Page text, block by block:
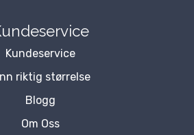
Kundeservice
riktig størrelse
Blogg
Om Oss